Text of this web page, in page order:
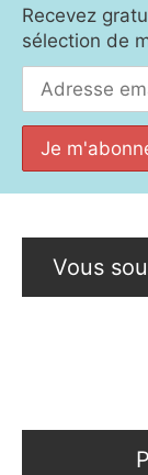
Recevez
sélection de
Vous